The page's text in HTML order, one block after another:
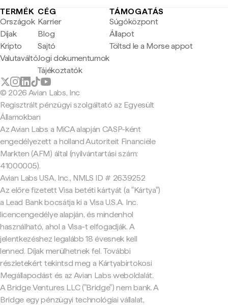
TERMÉK
Országok
Díjak
Kripto
Valutaváltó
CÉG
Karrier
Blog
Sajtó
Jogi dokumentumok
Tájékoztatók
TÁMOGATÁS
Súgóközpont
Állapot
Töltsd le a Morse appot
© 2026 Avian Labs, Inc
Regisztrált pénzügyi szolgáltató az Egyesült
Államokban
Az Avian Labs a MiCA alapján CASP-ként
engedélyezett a holland Autoriteit Financiële
Markten (AFM) által (nyilvántartási szám:
41000005).
Avian Labs USA, Inc., NMLS ID # 2639252
Az előre fizetett Visa betéti kártyát (a "Kártya")
a Lead Bank bocsátja ki a Visa U.S.A. Inc.
licencengedélye alapján, és mindenhol
használható, ahol a Visa-t elfogadják. A
jelentkezéshez legalább 18 évesnek kell
lenned. Díjak merülhetnek fel. További
részletekért tekintsd meg a Kártyabirtokosi
Megállapodást és az Avian Labs weboldalát.
A Bridge Ventures LLC ("Bridge") nem bank. A
Bridge egy pénzügyi technológiai vállalat,